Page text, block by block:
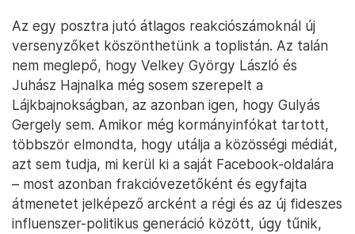
Az egy posztra jutó átlagos reakciószámoknál új
versenyzőket köszönthetünk a toplistán. Az talán
nem meglepő, hogy Velkey György László és
Juhász Hajnalka még sosem szerepelt a
Lájkbajnokságban, az azonban igen, hogy Gulyás
Gergely sem. Amikor még kormányinfókat tartott,
többször elmondta, hogy utálja a közösségi médiát,
azt sem tudja, mi kerül ki a saját Facebook-oldalára
– most azonban frakcióvezetőként és egyfajta
átmenetet jelképező arcként a régi és az új fideszes
influenszer-politikus generáció között, úgy tűnik,